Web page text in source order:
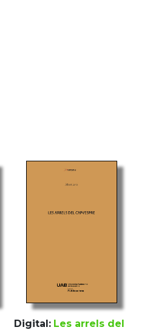
Digital: Les arrels del